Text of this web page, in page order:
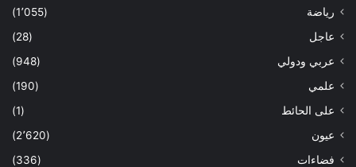
رياضة
(1٬055)
عاجل
(28)
عربي ودولي
(948)
علمي
(190)
على الحائط
(1)
عيون
(2٬620)
فضاءات
(336)